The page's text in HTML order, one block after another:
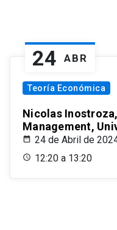
24 ABR
Teoría Económica
Nicolas
Management,
24 de Abril de
12:20 a 13:20